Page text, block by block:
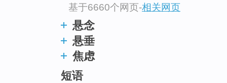
基于6660个网页-相关网页
悬念
悬垂
焦虑
短语